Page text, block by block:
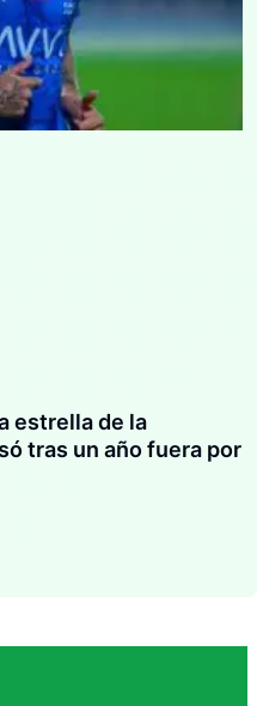
estrella de la
tras un año fuera por